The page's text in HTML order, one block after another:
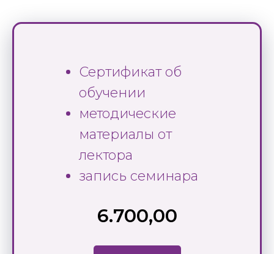
Сертификат об
обучении
методические
материалы от
лектора
запись семинара
6.700,00